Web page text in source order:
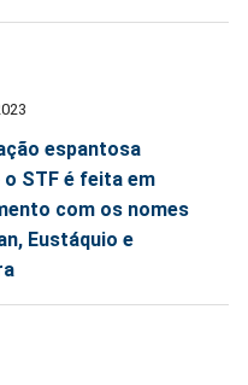
espantosa
o STF é feita em
com os nomes
Eustáquio e